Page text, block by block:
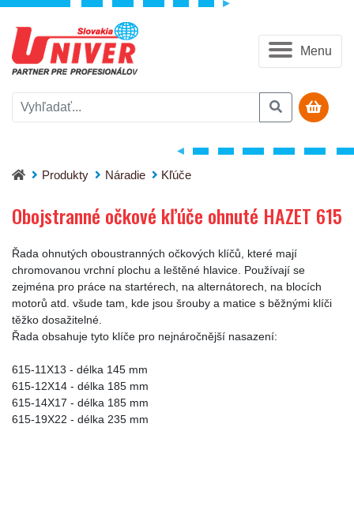
Menu
Produkty Náradie Kľúče
Obojstranné očkové kľúče ohnuté HAZET 615
Obojstranné očkové kľúče ohnuté HAZET 615
Řada ohnutých oboustranných očkových klíčů, které mají
chromovanou vrchní plochu a leštěné hlavice. Používají se
zejména pro práce na startérech, na alternátorech, na blocích
motorů atd. všude tam, kde jsou šrouby a matice s běžnými klíči
těžko dosažitelné.
Řada obsahuje tyto klíče pro nejnáročnější nasazení:
615-11X13 - délka 145 mm
615-12X14 - délka 185 mm
615-14X17 - délka 185 mm
615-19X22 - délka 235 mm